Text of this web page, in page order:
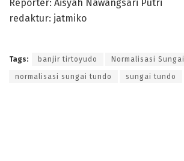
Reporter: Aisyah Nawangsari Putri
redaktur: jatmiko
Tags: banjir tirtoyudo Normalisasi Sungai
normalisasi sungai tundo sungai tundo